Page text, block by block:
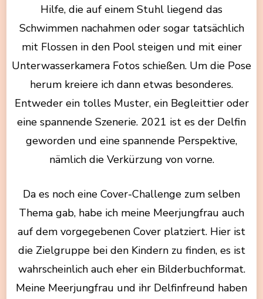
Hilfe, die auf einem Stuhl liegend das
Schwimmen nachahmen oder sogar tatsächlich
mit Flossen in den Pool steigen und mit einer
Unterwasserkamera Fotos schießen. Um die Pose
herum kreiere ich dann etwas besonderes.
Entweder ein tolles Muster, ein Begleittier oder
eine spannende Szenerie. 2021 ist es der Delfin
geworden und eine spannende Perspektive,
nämlich die Verkürzung von vorne.
Da es noch eine Cover-Challenge zum selben
Thema gab, habe ich meine Meerjungfrau auch
auf dem vorgegebenen Cover platziert. Hier ist
die Zielgruppe bei den Kindern zu finden, es ist
wahrscheinlich auch eher ein Bilderbuchformat.
Meine Meerjungfrau und ihr Delfinfreund haben